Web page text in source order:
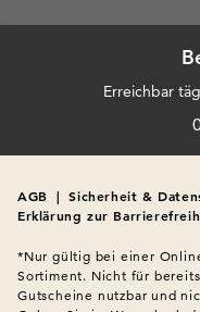
Erreichbar
AGB | Sicherheit &
Erklärung zur
*Nur gültig bei einer
Sortiment. Nicht für
Gutscheine nutzbar und